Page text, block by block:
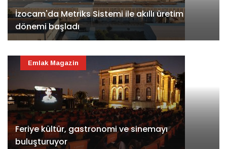
İzocam'da Metriks Sistemi ile akıllı üretim
dönemi başladı
Feriye kültür, gastronomi ve sinemayı
buluşturuyor
Emlak Magazin